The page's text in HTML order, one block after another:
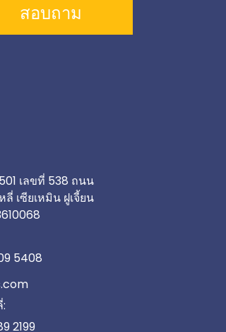
สอบถาม
เลขที่ 538 ถนน
เซียเหมิน ฝูเจี้ยน
5408
2199